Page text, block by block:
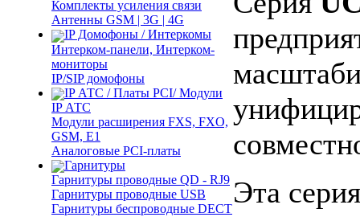
Комплекты усиления связи
Антенны GSM | 3G | 4G
IP Домофоны / Интеркомы
Интерком-панели, Интерком-
мониторы
IP/SIP домофоны
IP АТС / Платы PCI/ Модули
IP АТС
Модули расширения FXS, FXO,
GSM, E1
Аналоговые PCI-платы
Гарнитуры
Гарнитуры проводные QD - RJ9
Гарнитуры проводные USB
Гарнитуры беспроводные DECTЭта